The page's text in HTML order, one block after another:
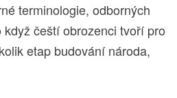
terminologie, odborných
čeští obrozenci tvoří pro
etap budování národa,